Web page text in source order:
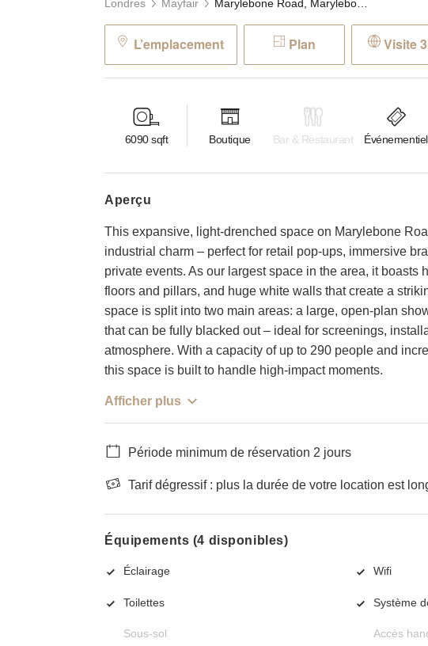
Londres Mayfair
L’emplacement Plan Visite
6090 sqft Boutique Bar & Restaurant Événementiel
aperçu
This expansive, light-drenched space on Marylebone
industrial charm – perfect for retail pop-ups, immersive
private events. As our largest space in the area, it boasts
floors and pillars, and huge white walls that create a
space is split into two main areas: a large, open-plan
that can be fully blacked out – ideal for screenings,
atmosphere. With a capacity of up to 290 people and
this space is built to handle high-impact moments.
Afficher plus
Période minimum de réservation 2 jours
Tarif dégressif : plus la durée de votre location est
Équipements (4 disponibles)
Éclairage Wifi
Toilettes Système
Sous-sol Accès